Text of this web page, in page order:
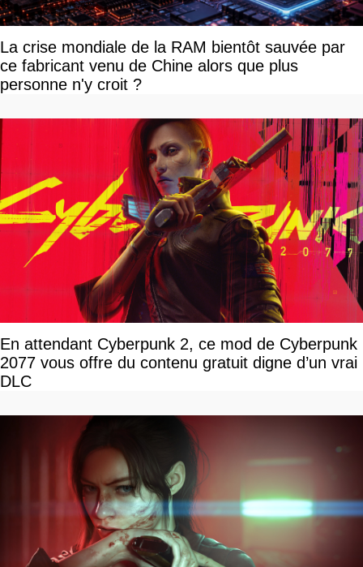
La crise mondiale de la RAM bientôt sauvée par
ce fabricant venu de Chine alors que plus
personne n'y croit ?
En attendant Cyberpunk 2, ce mod de Cyberpunk
2077 vous offre du contenu gratuit digne d’un vrai
DLC